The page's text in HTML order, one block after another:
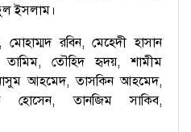
ইসলাম।
রবিন, মেহেদী হাসান
তৌহিদ হৃদয়, শামীম
আহমেদ, তাসকিন আহমেদ,
হোসেন, তানজিম সাকিব,